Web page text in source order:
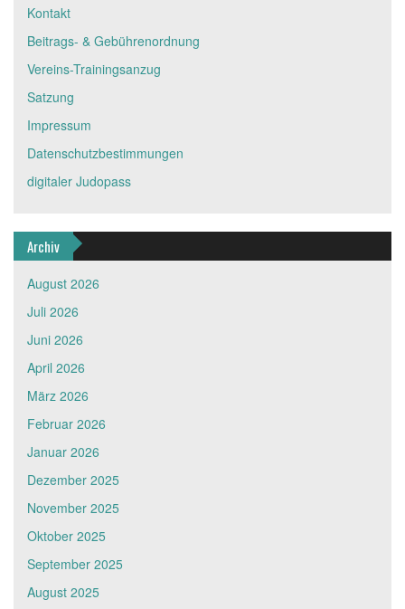
Kontakt
Beitrags- & Gebührenordnung
Vereins-Trainingsanzug
Satzung
Impressum
Datenschutzbestimmungen
digitaler Judopass
Archiv
August 2026
Juli 2026
Juni 2026
April 2026
März 2026
Februar 2026
Januar 2026
Dezember 2025
November 2025
Oktober 2025
September 2025
August 2025